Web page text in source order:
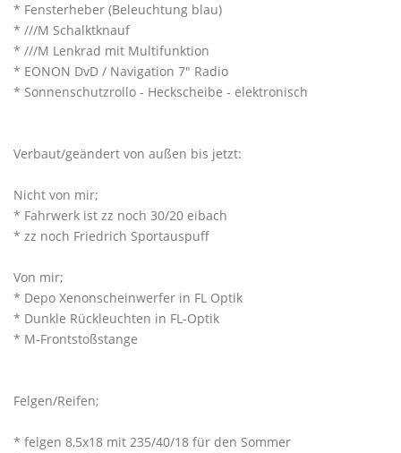
* Fensterheber (Beleuchtung blau)
* ///M Schalktknauf
* ///M Lenkrad mit Multifunktion
* EONON DvD / Navigation 7" Radio
* Sonnenschutzrollo - Heckscheibe - elektronisch
Verbaut/geändert von außen bis jetzt:
Nicht von mir;
* Fahrwerk ist zz noch 30/20 eibach
* zz noch Friedrich Sportauspuff
Von mir;
* Depo Xenonscheinwerfer in FL Optik
* Dunkle Rückleuchten in FL-Optik
* M-Frontstoßstange
Felgen/Reifen;
* felgen 8,5x18 mit 235/40/18 für den Sommer